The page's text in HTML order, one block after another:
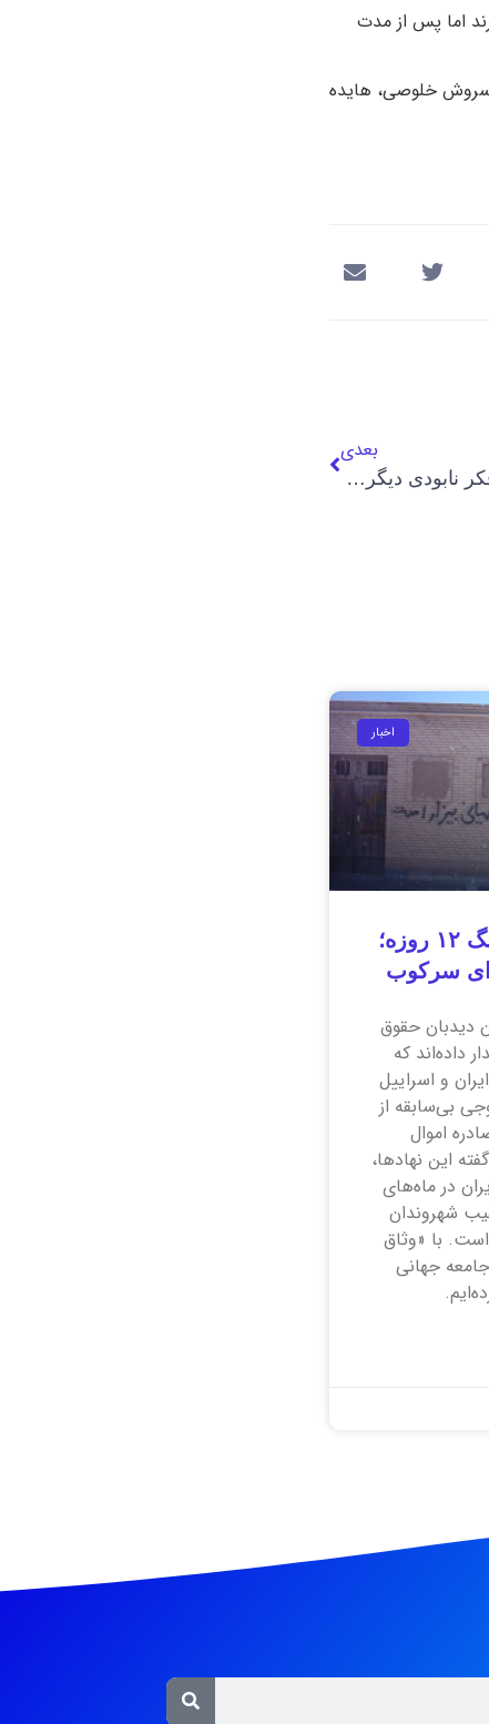
اما پس از مدت
سروش خلوصی، هایده
بعدی
مولوی عبدالحمید: هیچ کس در فکر نابودی دیگران نباشد
اخبار
آزار بهاییان به بهانه جنگ ۱۲ روزه؛
سرکوب
دیدبان حقوق
داده‌اند که
و اسراییل
بی‌سابقه از
اموال
این نهاد‌ها،
در ماه‌های
شهروندان
با «وثاق
جهانی